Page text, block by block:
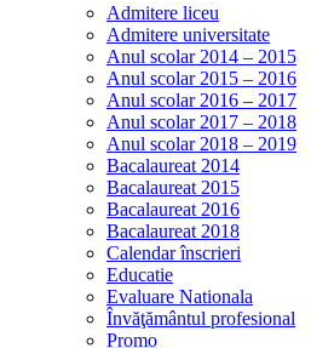
Admitere liceu
Admitere universitate
Anul scolar 2014 – 2015
Anul scolar 2015 – 2016
Anul scolar 2016 – 2017
Anul scolar 2017 – 2018
Anul scolar 2018 – 2019
Bacalaureat 2014
Bacalaureat 2015
Bacalaureat 2016
Bacalaureat 2018
Calendar înscrieri
Educatie
Evaluare Nationala
Învăţământul profesional
Promo